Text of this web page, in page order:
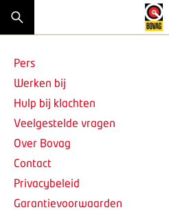
Pers
Werken bij
Hulp bij klachten
Veelgestelde vragen
Over Bovag
Contact
Privacybeleid
Garantievoorwaarden